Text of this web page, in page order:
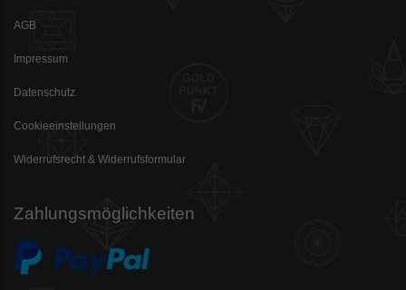
AGB
Impressum
Datenschutz
Cookieeinstellungen
Widerrufsrecht & Widerrufsformular
Zahlungsmöglichkeiten